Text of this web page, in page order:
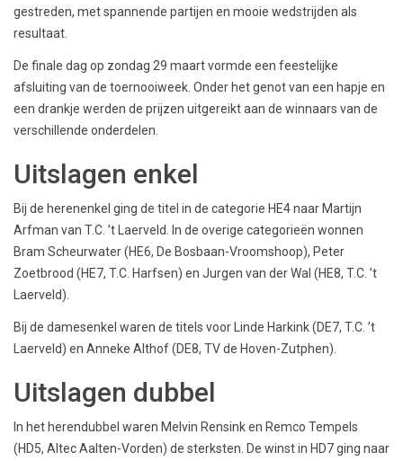
gestreden, met spannende partijen en mooie wedstrijden als
resultaat.
De finale dag op zondag 29 maart vormde een feestelijke
afsluiting van de toernooiweek. Onder het genot van een hapje en
een drankje werden de prijzen uitgereikt aan de winnaars van de
verschillende onderdelen.
Uitslagen enkel
Bij de herenenkel ging de titel in de categorie HE4 naar Martijn
Arfman van T.C. ’t Laerveld. In de overige categorieën wonnen
Bram Scheurwater (HE6, De Bosbaan-Vroomshoop), Peter
Zoetbrood (HE7, T.C. Harfsen) en Jurgen van der Wal (HE8, T.C. ’t
Laerveld).
Bij de damesenkel waren de titels voor Linde Harkink (DE7, T.C. ’t
Laerveld) en Anneke Althof (DE8, TV de Hoven-Zutphen).
Uitslagen dubbel
In het herendubbel waren Melvin Rensink en Remco Tempels
(HD5, Altec Aalten-Vorden) de sterksten. De winst in HD7 ging naar